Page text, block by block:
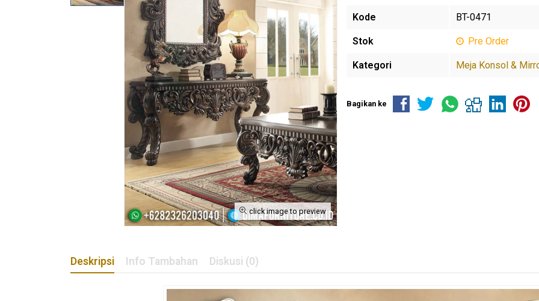
click image to preview
Kode BT-0471
Stok Pre Order
Kategori Meja Konsol &
Bagikan ke
Deskripsi Info Tambahan Diskusi (0)